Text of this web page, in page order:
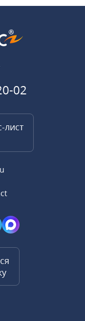
02
лист